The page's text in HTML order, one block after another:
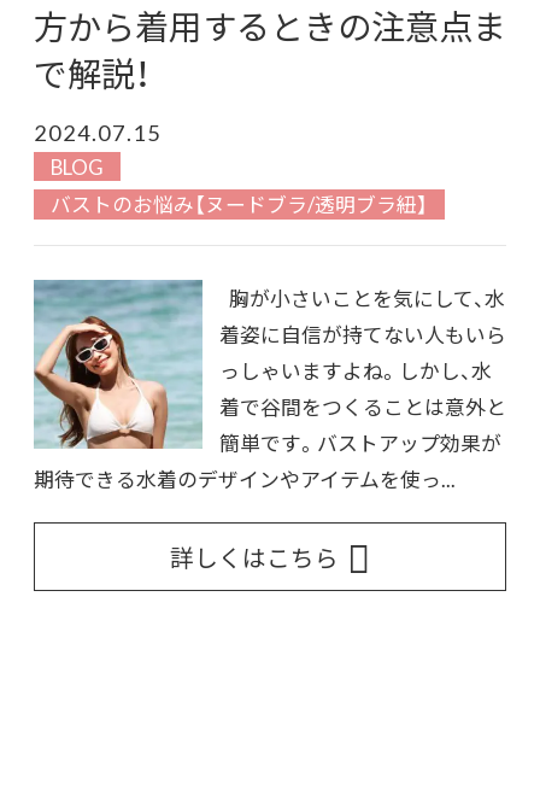
方から着用するときの注意点ま
で解説！
2024.07.15
BLOG
バストのお悩み【ヌードブラ/透明ブラ紐】
胸が小さいことを気にして、水
着姿に自信が持てない人もいら
っしゃいますよね。しかし、水
着で谷間をつくることは意外と
簡単です。バストアップ効果が
期待できる水着のデザインやアイテムを使っ...
詳しくはこちら